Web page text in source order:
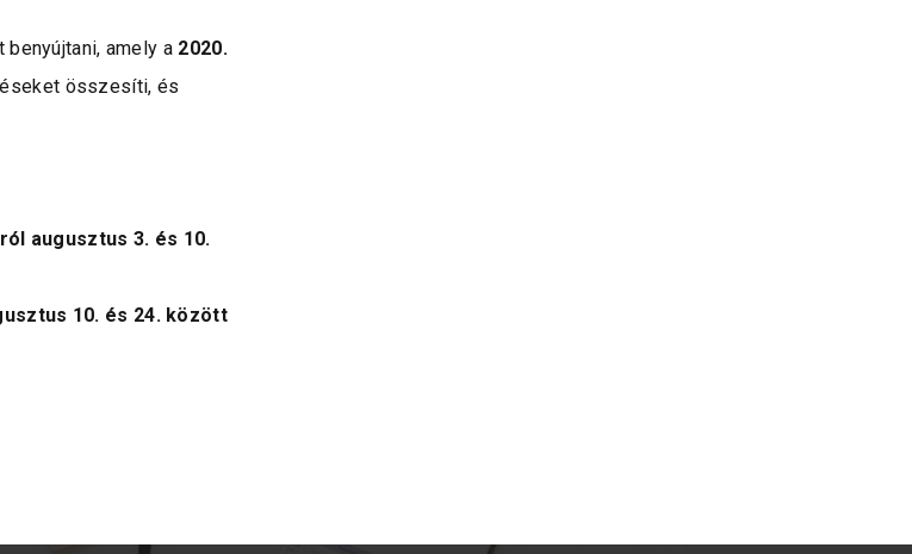
amely a 2020.
összesíti, és
augusztus 3. és 10.
10. és 24. között